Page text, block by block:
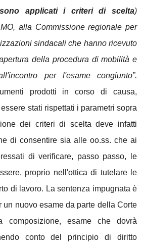
applicati i criteri di scelta)
alla Commissione regionale per
sindacali che hanno ricevuto
della procedura di mobilità e
per l'esame congiunto”.
prodotti in corso di causa,
stati rispettati i parametri sopra
dei criteri di scelta deve infatti
di consentire sia alle oo.ss. che ai
di verificare, passo passo, le
proprio nell'ottica di tutelare le
di lavoro. La sentenza impugnata è
un nuovo esame da parte della Corte
composizione, esame che dovrà
conto del principio di diritto